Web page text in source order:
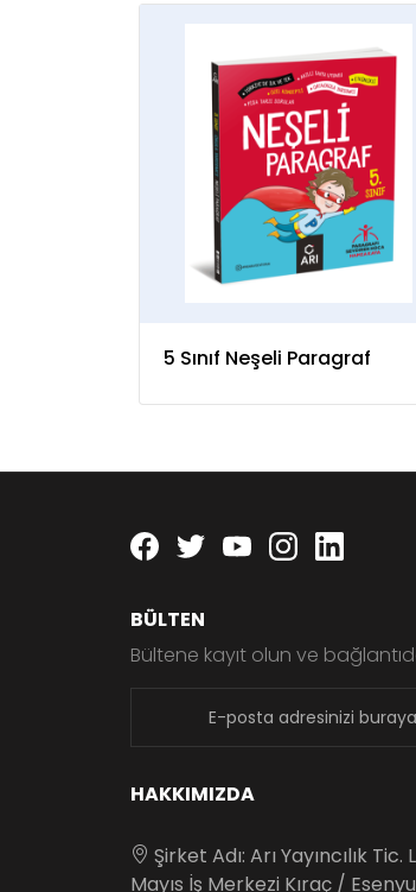
5 Sınıf Neşeli Paragraf
Facebook
twitteryoutubeinstagram
BÜLTEN
Bültene kayıt olun ve
HAKKIMIZDA
Şirket Adı: Arı Yayıncılık
Mayıs İş Merkezi Kıraç /